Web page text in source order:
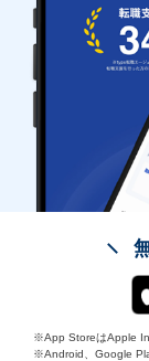
※App StoreはApple
※Android、Google